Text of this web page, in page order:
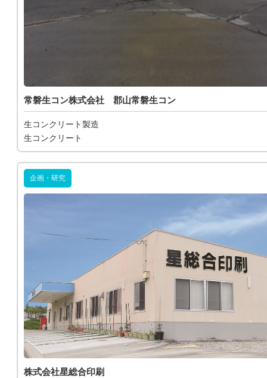
常磐生コン株式会社 郡山常磐生コン
生コンクリート製造
生コンクリート
企画・研究
株式会社星総合印刷